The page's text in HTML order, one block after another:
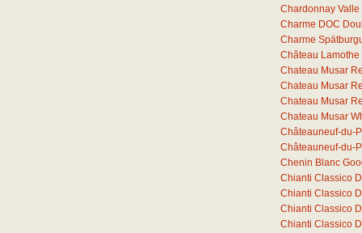
Chardonnay Valle
Charme DOC
Charme
Château
Chateau Musar
Chateau Musar
Chateau Musar
Chateau Musar
Châteauneuf-du-
Châteauneuf-du-
Chenin Blanc
Chianti Classico
Chianti Classico
Chianti Classico
Chianti Classico